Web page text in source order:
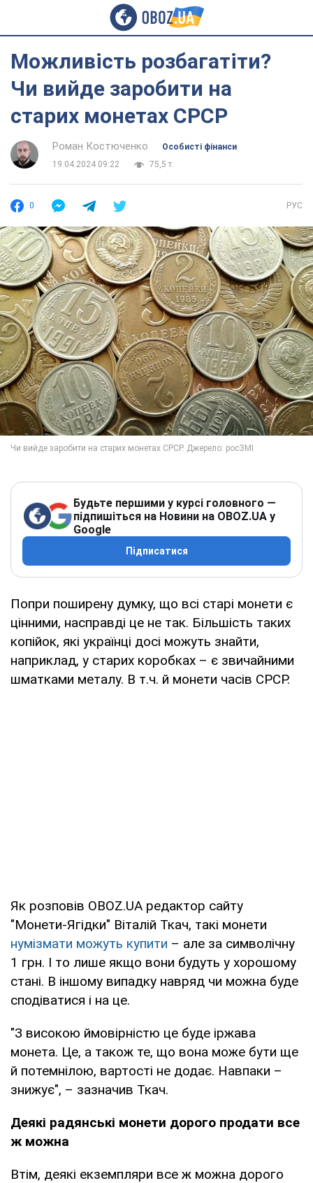
Можливість розбагатіти?
Чи вийде заробити на
старих монетах СРСР
Роман Костюченко
Особисті фінанси
19.04.2024 09:22
75,5 т.
0 РУС
Будьте першими у курсі головного —
підпишіться на Новини на OBOZ.UA у
Google
Підписатися
Попри поширену думку, що всі старі монети є
цінними, насправді це не так. Більшість таких
копійок, які українці досі можуть знайти,
наприклад, у старих коробках – є звичайними
шматками металу. В т.ч. й монети часів СРСР.
Як розповів OBOZ.UA редактор сайту
"Монети-Ягідки" Віталій Ткач, такі монети
нумізмати можуть купити – але за символічну
1 грн. І то лише якщо вони будуть у хорошому
стані. В іншому випадку навряд чи можна буде
сподіватися і на це.
"З високою ймовірністю це буде іржава
монета. Це, а також те, що вона може бути ще
й потемнілою, вартості не додає. Навпаки –
знижує", – зазначив Ткач.
Деякі радянські монети дорого продати все
ж можна
Втім, деякі екземпляри все ж можна дорого